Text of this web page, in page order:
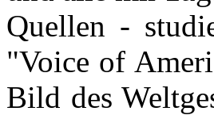
Quellen -
"Voice of
Bild des